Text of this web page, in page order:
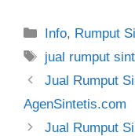
Categories
Info, Rumput
Tags
jual rumput
Jual Rumput
AgenSintetis.com
Jual Rumput